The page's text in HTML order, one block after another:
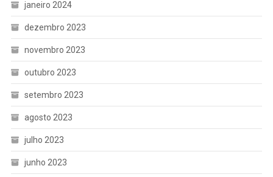
janeiro 2024
dezembro 2023
novembro 2023
outubro 2023
setembro 2023
agosto 2023
julho 2023
junho 2023